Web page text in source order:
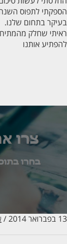
לתפוס השנה.
בתחום שלנו.
שחלק מהמתיחות
אותנו
/